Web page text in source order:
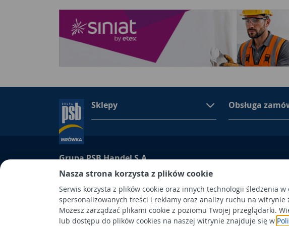
Nasza strona korzysta z plików cookie
Serwis korzysta z plików cookie oraz innych technologii śledzenia
spersonalizowanych treści i reklamy oraz analizy ruchu na witrynie
Możesz zarządzać plikami cookie z poziomu Twojej przeglądarki.
lub dostępu do plików cookies na naszej witrynie znajduje się w
Sklepy Obsługa
Grupa PSB Handel S.A.
Grupa PSB Handel S.A., siedziba: Wełecz 142, 28-100 Busko-Zdrój
Kielcach
pod nr KRS 0000661047, NIP 6551974439, REGON 366438684,
kapitał wpłacony: 53.275.000,00 zł. Spółka posiada status dużego